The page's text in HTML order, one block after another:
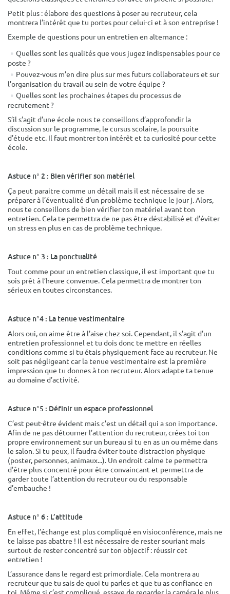
Petit plus : élabore des questions à poser au recruteur, cela
montrera l’intérêt que tu portes pour celui-ci et à son entreprise !
Exemple de questions pour un entretien en alternance :
Quelles sont les qualités que vous jugez indispensables pour ce
poste ?
Pouvez-vous m’en dire plus sur mes futurs collaborateurs et sur
l’organisation du travail au sein de votre équipe ?
Quelles sont les prochaines étapes du processus de
recrutement ?
S’il s’agit d’une école nous te conseillons d’approfondir la
discussion sur le programme, le cursus scolaire, la poursuite
d’étude etc. Il faut montrer ton intérêt et ta curiosité pour cette
école.
Astuce n° 2 : Bien vérifier son matériel
Ça peut paraitre comme un détail mais il est nécessaire de se
préparer à l’éventualité d’un problème technique le jour j. Alors,
nous te conseillons de bien vérifier ton matériel avant ton
entretien. Cela te permettra de ne pas être déstabilisé et d’éviter
un stress en plus en cas de problème technique.
Astuce n° 3 : La ponctualité
Tout comme pour un entretien classique, il est important que tu
sois prêt à l’heure convenue. Cela permettra de montrer ton
sérieux en toutes circonstances.
Astuce n°4 : La tenue vestimentaire
Alors oui, on aime être à l’aise chez soi. Cependant, il s’agit d’un
entretien professionnel et tu dois donc te mettre en réelles
conditions comme si tu étais physiquement face au recruteur. Ne
soit pas négligeant car la tenue vestimentaire est la première
impression que tu donnes à ton recruteur. Alors adapte ta tenue
au domaine d’activité.
Astuce n°5 : Définir un espace professionnel
C’est peut-être évident mais c’est un détail qui a son importance.
Afin de ne pas détourner l’attention du recruteur, crées toi ton
propre environnement sur un bureau si tu en as un ou même dans
le salon. Si tu peux, il faudra éviter toute distraction physique
(poster, personnes, animaux...). Un endroit calme te permettra
d’être plus concentré pour être convaincant et permettra de
garder toute l’attention du recruteur ou du responsable
d’embauche !
Astuce n° 6 : L’attitude
En effet, l’échange est plus compliqué en visioconférence, mais ne
te laisse pas abattre ! Il est nécessaire de rester souriant mais
surtout de rester concentré sur ton objectif : réussir cet
entretien !
L’assurance dans le regard est primordiale. Cela montrera au
recruteur que tu sais de quoi tu parles et que tu as confiance en
toi. Même si c’est compliqué, essaye de regarder la caméra le plus